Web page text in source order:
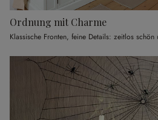
Ordnung mit Charme
Klassische Fronten, feine Details: zeitlos